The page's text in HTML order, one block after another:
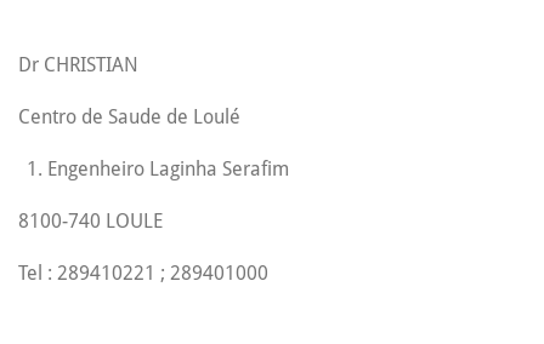
Dr CHRISTIAN
Centro de Saude de Loulé
Engenheiro Laginha Serafim
8100-740 LOULE
Tel : 289410221 ; 289401000